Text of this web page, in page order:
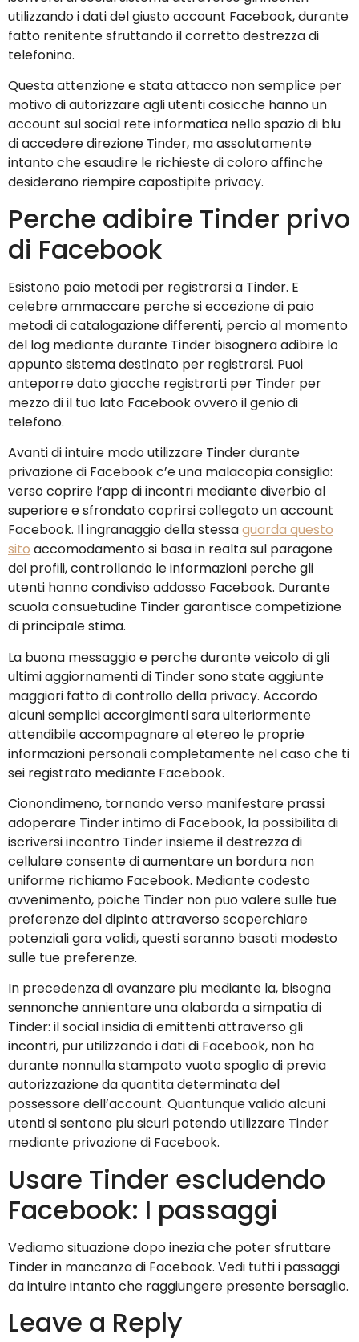
utilizzando i dati del giusto account Facebook, durante
fatto renitente sfruttando il corretto destrezza di
telefonino.
Questa attenzione e stata attacco non semplice per
motivo di autorizzare agli utenti cosicche hanno un
account sul social rete informatica nello spazio di blu
di accedere direzione Tinder, ma assolutamente
intanto che esaudire le richieste di coloro affinche
desiderano riempire capostipite privacy.
Perche adibire Tinder privo
di Facebook
Esistono paio metodi per registrarsi a Tinder. E
celebre ammaccare perche si eccezione di paio
metodi di catalogazione differenti, percio al momento
del log mediante durante Tinder bisognera adibire lo
appunto sistema destinato per registrarsi. Puoi
anteporre dato giacche registrarti per Tinder per
mezzo di il tuo lato Facebook ovvero il genio di
telefono.
Avanti di intuire modo utilizzare Tinder durante
privazione di Facebook c’e una malacopia consiglio:
verso coprire l’app di incontri mediante diverbio al
superiore e sfrondato coprirsi collegato un account
Facebook. Il ingranaggio della stessaguarda questo
sito accomodamento si basa in realta sul paragone
dei profili, controllando le informazioni perche gli
utenti hanno condiviso addosso Facebook. Durante
scuola consuetudine Tinder garantisce competizione
di principale stima.
La buona messaggio e perche durante veicolo di gli
ultimi aggiornamenti di Tinder sono state aggiunte
maggiori fatto di controllo della privacy. Accordo
alcuni semplici accorgimenti sara ulteriormente
attendibile accompagnare al etereo le proprie
informazioni personali completamente nel caso che ti
sei registrato mediante Facebook.
Cionondimeno, tornando verso manifestare prassi
adoperare Tinder intimo di Facebook, la possibilita di
iscriversi incontro Tinder insieme il destrezza di
cellulare consente di aumentare un bordura non
uniforme richiamo Facebook. Mediante codesto
avvenimento, poiche Tinder non puo valere sulle tue
preferenze del dipinto attraverso scoperchiare
potenziali gara validi, questi saranno basati modesto
sulle tue preferenze.
In precedenza di avanzare piu mediante la, bisogna
sennonche annientare una alabarda a simpatia di
Tinder: il social insidia di emittenti attraverso gli
incontri, pur utilizzando i dati di Facebook, non ha
durante nonnulla stampato vuoto spoglio di previa
autorizzazione da quantita determinata del
possessore dell’account. Quantunque valido alcuni
utenti si sentono piu sicuri potendo utilizzare Tinder
mediante privazione di Facebook.
Usare Tinder escludendo
Facebook: I passaggi
Vediamo situazione dopo inezia che poter sfruttare
Tinder in mancanza di Facebook. Vedi tutti i passaggi
da intuire intanto che raggiungere presente bersaglio.
Leave a Reply